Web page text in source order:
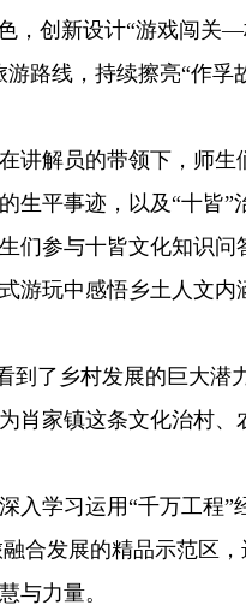
，创新设计“游戏闯关
路线，持续擦亮“作孚
讲解员的带领下，师生
生平事迹，以及“十皆”
们参与十皆文化知识问
游玩中感悟乡土人文内
到了乡村发展的巨大潜
肖家镇这条文化治村、
入学习运用“千万工程”
合发展的精品示范区
与力量。